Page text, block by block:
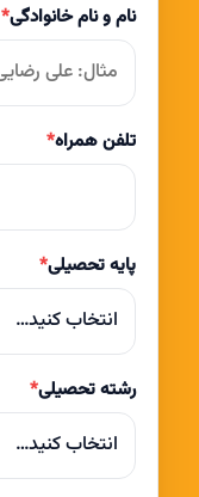
نام و نام خانوادگی*
تلفن همراه*
پایه تحصیلی*
انتخاب کنید…
رشته تحصیلی*
انتخاب کنید…